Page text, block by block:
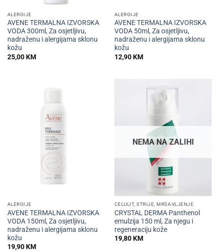
ALERGIJE
AVENE TERMALNA IZVORSKA
VODA 300ml, Za osjetljivu,
nadraženu i alergijama sklonu
kožu
25,00KM
ALERGIJE
AVENE TERMALNA IZVORSKA
VODA 50ml, Za osjetljivu,
nadraženu i alergijama sklonu
kožu
12,90KM
ALERGIJE
AVENE TERMALNA IZVORSKA
VODA 150ml, Za osjetljivu,
nadraženu i alergijama sklonu
kožu
19,90KM
NEMA NA ZALIHI
CELULIT, STRIJE, MRŠAVLJENJE
CRYSTAL DERMA Panthenol
emulzija 150 ml, Za njegu i
regeneraciju kože
19,80KM